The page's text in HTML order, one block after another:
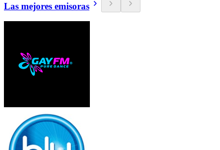
Las mejores emisoras